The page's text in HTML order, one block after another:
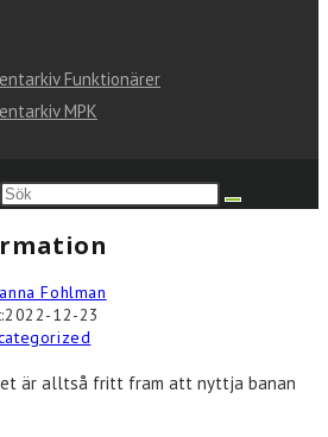
Funktionärer
MPK
Fohlman
2022-12-23
är alltså fritt fram att nyttja banan